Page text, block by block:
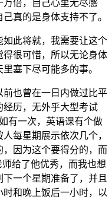
万倍，自己心里无尽感
真的是身体支持不了。
此将就，我需要让这个
很可惜，所以无论身体
塞下尽可能多的事。
也曾在一日内做过比平
历，无外乎大型考试
有一次，英语课有个做
每星期展示依次几个，
因为这个要得分的，而
给了他优秀，而我也想
一个星期准备了，并且
和晚上饭后一小时，以